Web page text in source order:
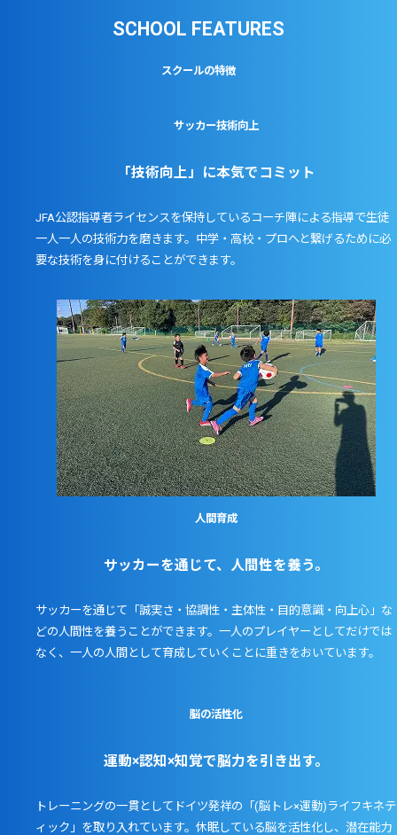
スクールの特徴
SCHOOL FEATURES
サッカー技術向上
「技術向上」に本気でコミット
JFA公認指導者ライセンスを保持しているコーチ陣による指導で生徒
一人一人の技術力を磨きます。中学・高校・プロへと繋げるために必
要な技術を身に付けることができます。
人間育成
サッカーを通じて、人間性を養う。
サッカーを通じて「誠実さ・協調性・主体性・目的意識・向上心」な
どの人間性を養うことができます。一人のプレイヤーとしてだけでは
なく、一人の人間として育成していくことに重きをおいています。
脳の活性化
運動×認知×️知覚で脳力を引き出す。
トレーニングの一貫としてドイツ発祥の「(脳トレ×運動)ライフキネテ
ィック」を取り入れています。休眠している脳を活性化し、潜在能力